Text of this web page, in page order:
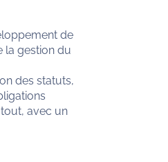
de
la gestion du
des statuts,
avec un